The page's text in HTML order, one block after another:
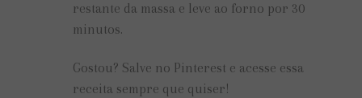
restante da massa e leve ao forno por 30
minutos.
Gostou? Salve no Pinterest e acesse essa
receita sempre que quiser!